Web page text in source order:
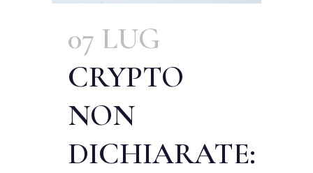
07 LUG
CRYPTO
NON
DICHIARATE: